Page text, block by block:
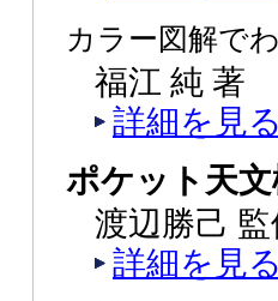
カラー図解で
福江 純 著
詳細を見る
ポケット天文
渡辺勝己 監
詳細を見る